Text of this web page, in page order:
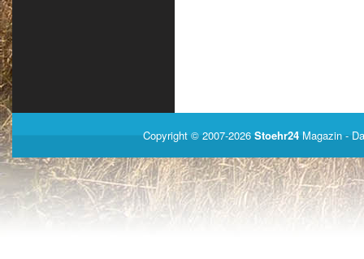
Copyright © 2007-2026 Stoehr24 Magazin -